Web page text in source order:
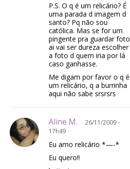
P.S. O q é um relicário? É
uma parada d imagem d
santo? Pq não sou
católica. Mas se for um
pingente pra guardar foto
ai vai ser dureza escolher
a foto d quem iria por lá
caso ganhasse.
Me digam por favor o q é
um relicário, q a burrinha
aqui não sabe srsrsrs
Aline M.
26/11/2009 -
17h49
Eu amo relicário *—-*
Eu quero!!